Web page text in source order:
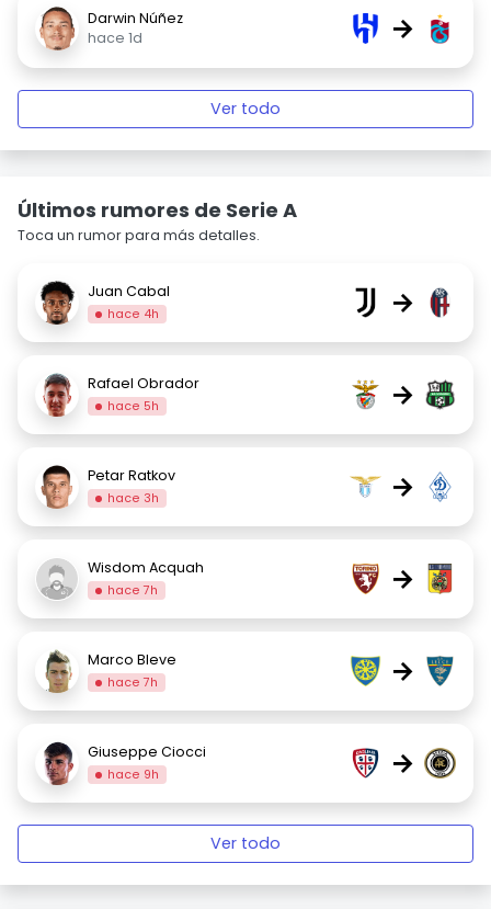
Darwin Núñez
hace 1d
→
Ver todo
Últimos rumores de Serie A
Toca un rumor para más detalles.
Juan Cabal
hace 4h →
Rafael Obrador
hace 5h →
Petar Ratkov
hace 3h →
Wisdom Acquah
hace 7h →
Marco Bleve
hace 7h →
Giuseppe Ciocci
hace 9h →
Ver todo